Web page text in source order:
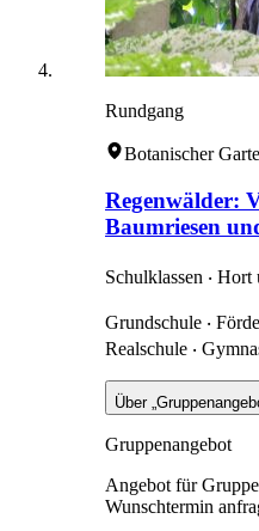
Rundgang
Botanischer
Regenwälder:
Baumriesen
Schulklassen ‧
Grundschule ‧
Realschule ‧
Über
Gruppenangebot
Angebot für
Wunschtermin